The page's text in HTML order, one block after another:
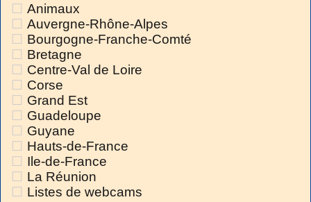
Animaux
Auvergne-Rhône-Alpes
Bourgogne-Franche-Comté
Bretagne
Centre-Val de Loire
Corse
Grand Est
Guadeloupe
Guyane
Hauts-de-France
Ile-de-France
La Réunion
Listes de webcams